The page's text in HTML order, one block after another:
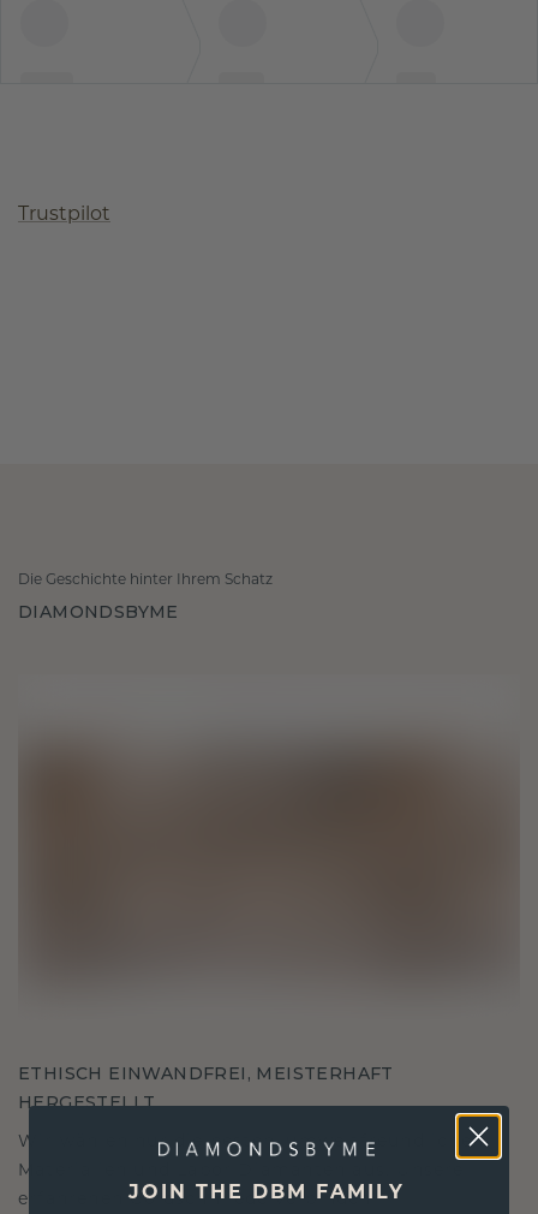
Trustpilot
Die Geschichte hinter Ihrem Schatz
DIAMONDSBYME
ETHISCH EINWANDFREI, MEISTERHAFT
HERGESTELLT
Wir wählen nur die besten, umweltfreundlichen
Materialien und Labor Diamanten aus. Unsere
erfahrenen Goldschmiede verbinden
JOIN THE DBM FAMILY